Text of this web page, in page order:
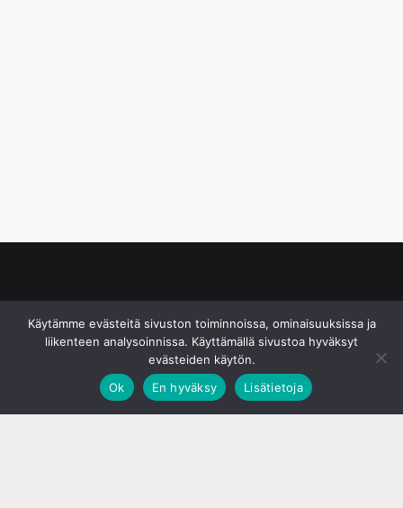
Käytämme evästeitä sivuston toiminnoissa, ominaisuuksissa ja
liikenteen analysoinnissa. Käyttämällä sivustoa hyväksyt
evästeiden käytön.
Ok
En hyväksy Lisätietoja